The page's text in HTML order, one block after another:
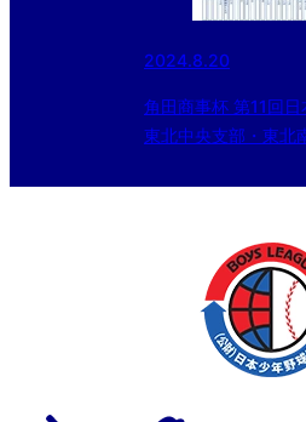
2024.8.20
角田商事杯 第11回
東北中央支部・東北